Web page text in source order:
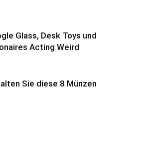
Glass, Desk Toys und
Acting Weird
Sie diese 8 Münzen